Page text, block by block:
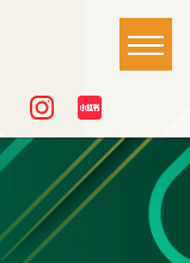
Main